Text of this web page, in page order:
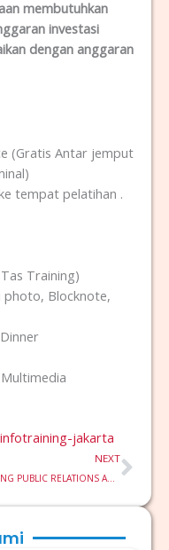
membutuhkan
investasi
dengan anggaran
(Gratis Antar jemput
tempat pelatihan .
Training)
photo, Blocknote,
jakarta
NEXT
TRAINING PUBLIC RELATIONS AND CORPORATE COMMUNICATIONS